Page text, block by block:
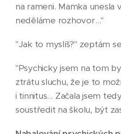
na rameni. Mamka
neděláme rozhovor…"
"Jak to myslíš?" zeptám
"Psychicky jsem na tom
ztrátu sluchu, že je to
i tinnitus… Začala jsem
soustředit na školu, být